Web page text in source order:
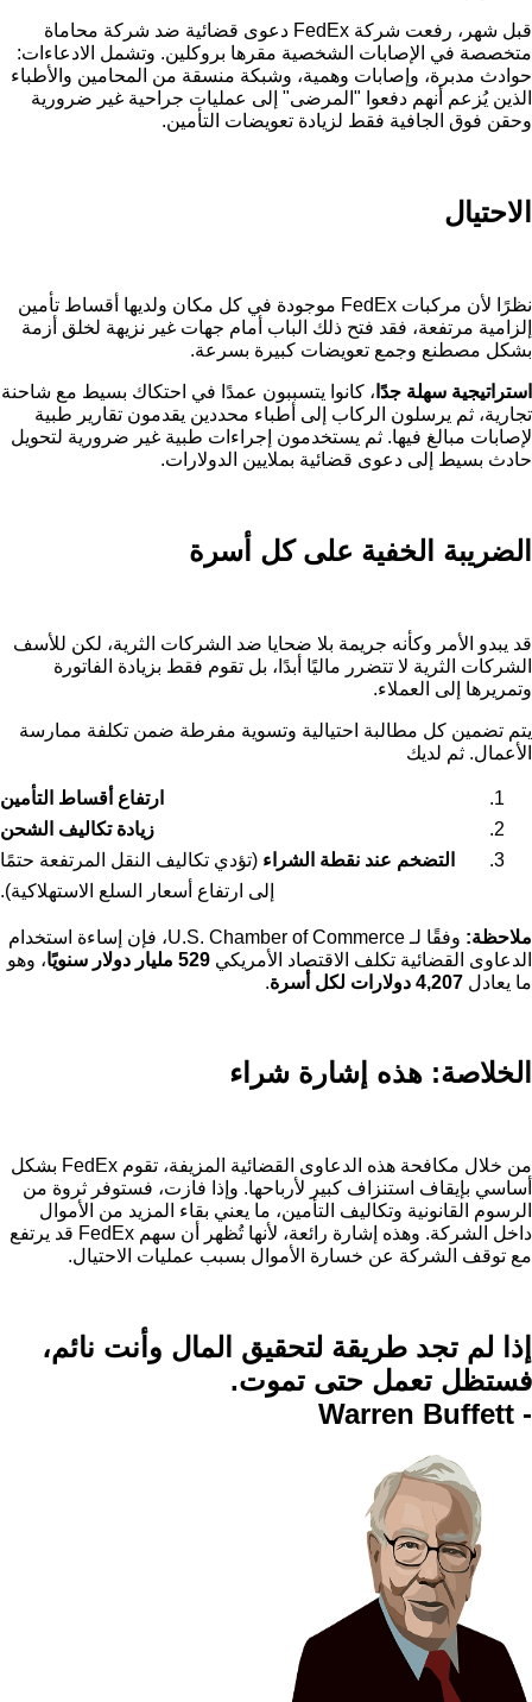
قبل شهر، رفعت شركة FedEx دعوى قضائية ضد شركة محاماة
متخصصة في الإصابات الشخصية مقرها بروكلين. وتشمل الادعاءات:
حوادث مدبرة، وإصابات وهمية، وشبكة منسقة من المحامين والأطباء
الذين يُزعم أنهم دفعوا "المرضى" إلى عمليات جراحية غير ضرورية
وحقن فوق الجافية فقط لزيادة تعويضات التأمين.
الاحتيال
نظرًا لأن مركبات FedEx موجودة في كل مكان ولديها أقساط تأمين
إلزامية مرتفعة، فقد فتح ذلك الباب أمام جهات غير نزيهة لخلق أزمة
بشكل مصطنع وجمع تعويضات كبيرة بسرعة.
استراتيجية سهلة جدًا ، كانوا يتسببون عمدًا في احتكاك بسيط مع شاحنة
تجارية، ثم يرسلون الركاب إلى أطباء محددين يقدمون تقارير طبية
لإصابات مبالغ فيها. ثم يستخدمون إجراءات طبية غير ضرورية لتحويل
حادث بسيط إلى دعوى قضائية بملايين الدولارات.
الضريبة الخفية على كل أسرة
قد يبدو الأمر وكأنه جريمة بلا ضحايا ضد الشركات الثرية، لكن للأسف
الشركات الثرية لا تتضرر ماليًا أبدًا، بل تقوم فقط بزيادة الفاتورة
وتمريرها إلى العملاء.
يتم تضمين كل مطالبة احتيالية وتسوية مفرطة ضمن تكلفة ممارسة
الأعمال. ثم لديك
ارتفاع أقساط التأمين
زيادة تكاليف الشحن
التضخم عند نقطة الشراء (تؤدي تكاليف النقل المرتفعة حتمًا
إلى ارتفاع أسعار السلع الاستهلاكية).
ملاحظة:
وفقًا لـ U.S. Chamber of Commerce، فإن إساءة استخدام
الدعاوى القضائية تكلف الاقتصاد الأمريكي 529 مليار دولار سنويًا
، وهو
ما يعادل 4,207 دولارات لكل أسرة .
الخلاصة: هذه إشارة شراء
من خلال مكافحة هذه الدعاوى القضائية المزيفة، تقوم FedEx بشكل
أساسي بإيقاف استنزاف كبير لأرباحها. وإذا فازت، فستوفر ثروة من
الرسوم القانونية وتكاليف التأمين، ما يعني بقاء المزيد من الأموال
داخل الشركة. وهذه إشارة رائعة، لأنها تُظهر أن سهم FedEx قد يرتفع
مع توقف الشركة عن خسارة الأموال بسبب عمليات الاحتيال.
إذا لم تجد طريقة لتحقيق المال وأنت نائم،
فستظل تعمل حتى تموت.
- Warren Buffett